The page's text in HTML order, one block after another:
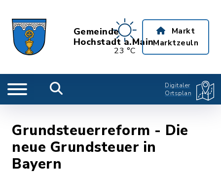
Gemeinde
Hochstadt a.Main
23 °C
Markt
Marktzeuln
Digitaler
Ortsplan
Grundsteuerreform - Die
neue Grundsteuer in
Bayern